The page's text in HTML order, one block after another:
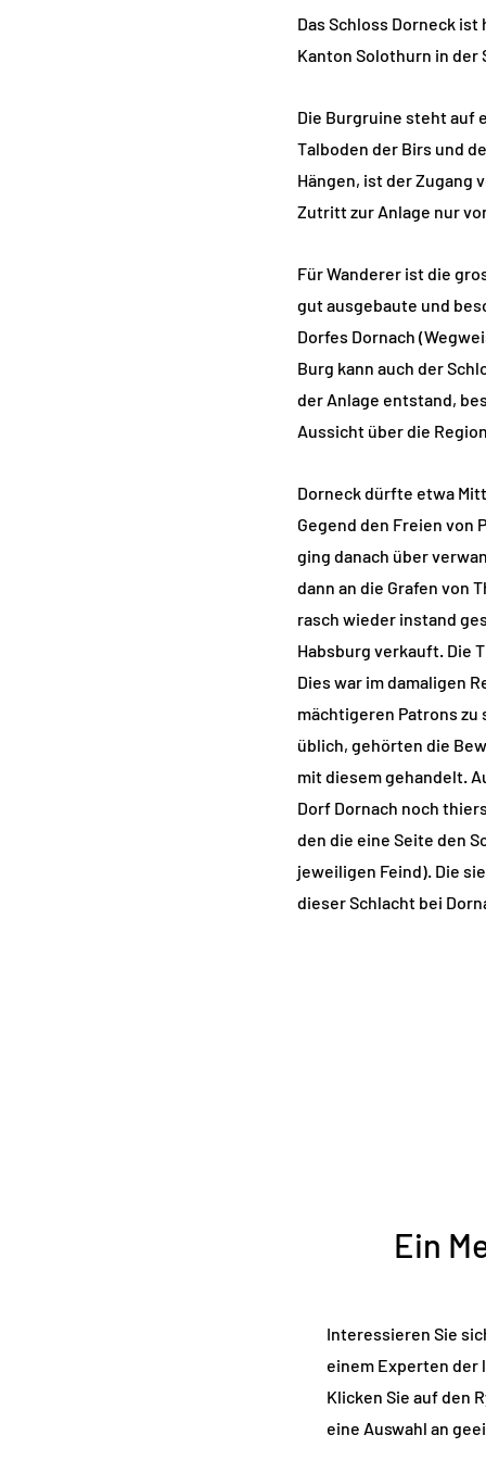
Das Schloss Dorneck
Kanton Solothurn in der
Die Burgruine steht auf
Talboden der Birs und
Hängen, ist der Zugang
Zutritt zur Anlage nur
Für Wanderer ist die
gut ausgebaute und
Dorfes Dornach
Burg kann auch der
der Anlage entstand,
Aussicht über die
Dorneck dürfte etwa
Gegend den Freien von
ging danach über
dann an die Grafen von
rasch wieder instand
Habsburg verkauft. Die
Dies war im damaligen
mächtigeren Patrons zu
üblich, gehörten die
mit diesem gehandelt.
Dorf Dornach noch
den die eine Seite den
jeweiligen Feind). Die
dieser Schlacht bei
Ein
Interessieren Sie
einem Experten der
Klicken Sie auf den
eine Auswahl an